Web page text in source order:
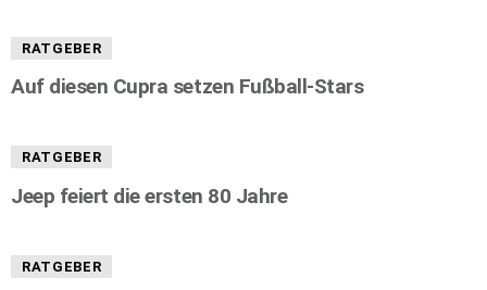
RATGEBER
Auf diesen Cupra setzen Fußball-Stars
RATGEBER
Jeep feiert die ersten 80 Jahre
RATGEBER